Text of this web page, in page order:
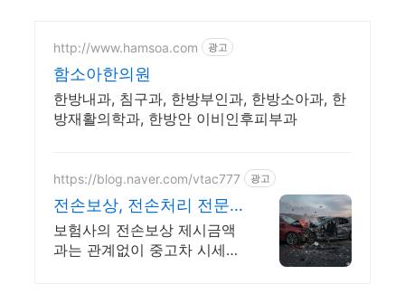
http://www.hamsoa.com 광고
함소아한의원
한방내과, 침구과, 한방부인과, 한방소아과, 한
방재활의학과, 한방안 이비인후피부과
https://blog.naver.com/vtac777 광고
전손보상, 전손처리 전문
MBC 불만제로 모범업체
정
보험사의 전손보상 제시금액
과는 관계없이 중고차 시세가